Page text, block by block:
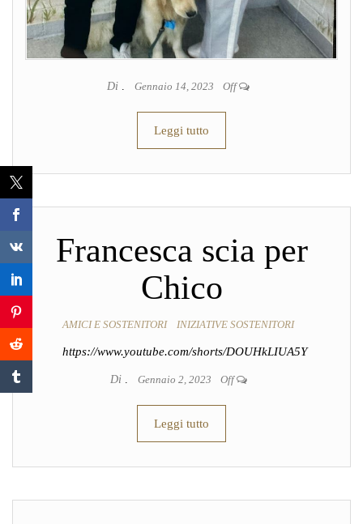
Di . Gennaio 14, 2023 Off
Leggi tutto
Francesca scia per
Chico
AMICI E SOSTENITORI INIZIATIVE SOSTENITORI
https://www.youtube.com/shorts/DOUHkLIUA5Y
Di . Gennaio 2, 2023 Off
Leggi tutto